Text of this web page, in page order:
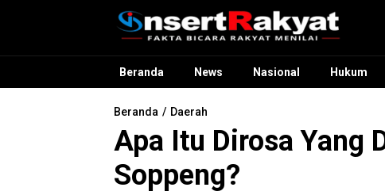
InsertRakyat.com
Fakta Bicara Rakyat Menilai
Beranda News Nasional Hukum
Beranda Daerah
Apa Itu Dirosa Yang
Soppeng?